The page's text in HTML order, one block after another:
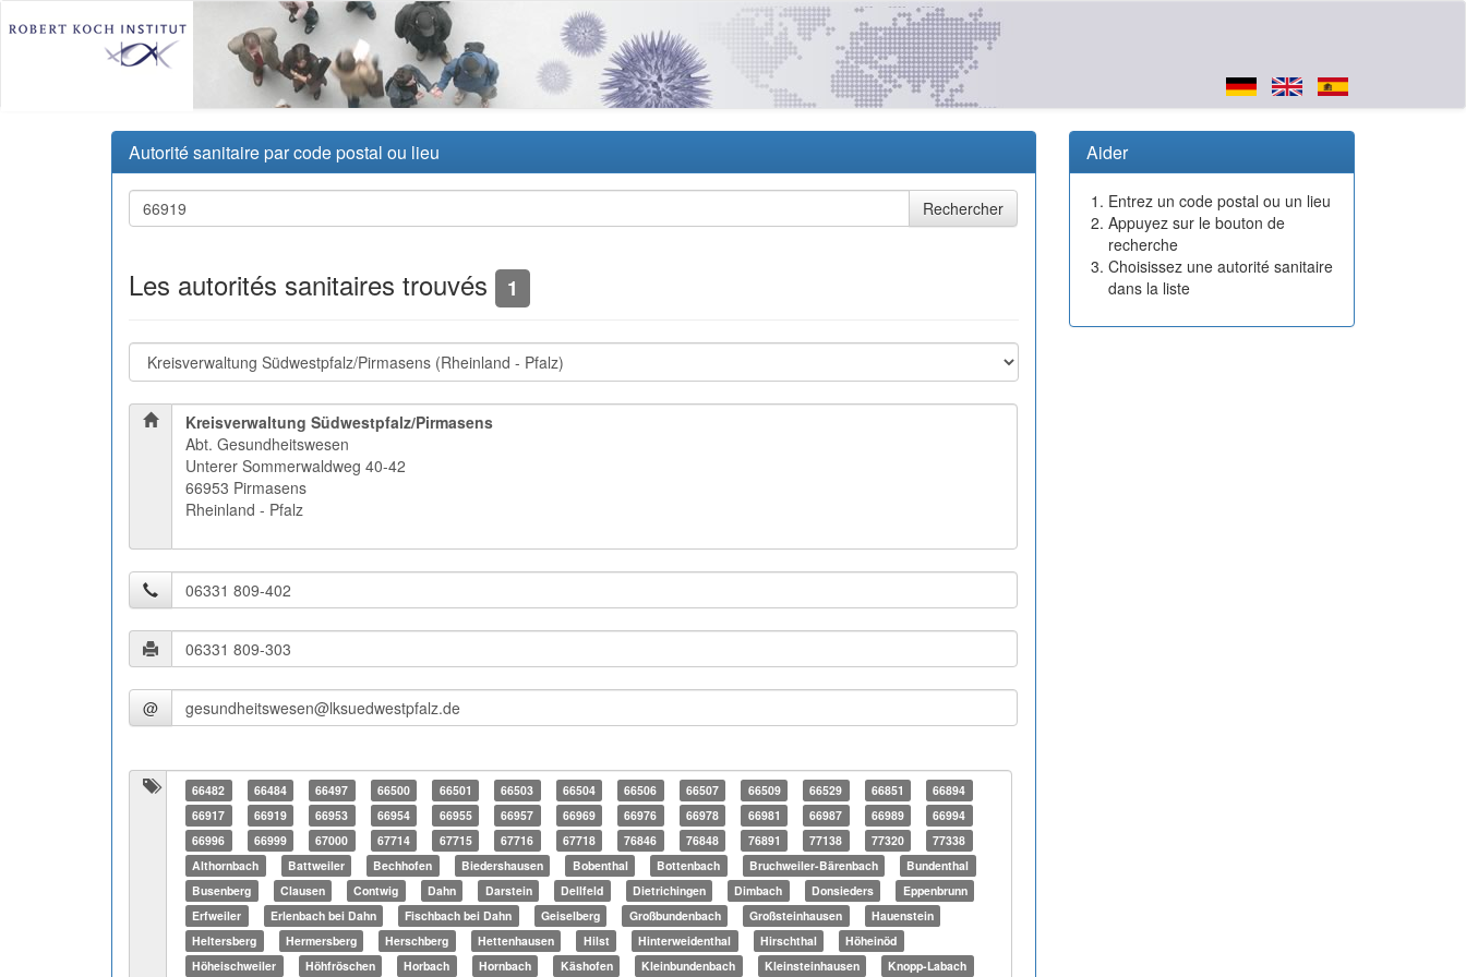
Autorité sanitaire par code postal ou lieu
Les autorités sanitaires trouvés 1
Kreisverwaltung Südwestpfalz/Pirmasens
Abt. Gesundheitswesen
Unterer Sommerwaldweg 40-42
66953 Pirmasens
Rheinland - Pfalz
@
66482 66484 66497 66500 66501 66503 66504 66506 66507 66509 66529 66851
66894
66917
66919 66953 66954 66955 66957 66969 66976 66978 66981 66987 66989
66994
66996
66999 67000 67714 67715 67716 67718 76846 76848 76891 77138 77320
77338
Althornbach
Battweiler Bechhofen Biedershausen Bobenthal Bottenbach Bruchweiler-Bärenbach
Bundenthal
Busenberg
Clausen Contwig Dahn Darstein Dellfeld Dietrichingen Dimbach Donsieders
Eppenbrunn
Erfweiler
Erlenbach bei Dahn Fischbach bei Dahn Geiselberg Großbundenbach Großsteinhausen
Hauenstein
Heltersberg
Hermersberg Herschberg Hettenhausen Hilst Hinterweidenthal Hirschthal
Höheinöd
Höheischweiler
Höhfröschen Horbach Hornbach Käshofen Kleinbundenbach Kleinsteinhausen Knopp-Labach
Aider
Entrez un code postal ou un lieu
Appuyez sur le bouton de
recherche
Choisissez une autorité sanitaire
dans la liste